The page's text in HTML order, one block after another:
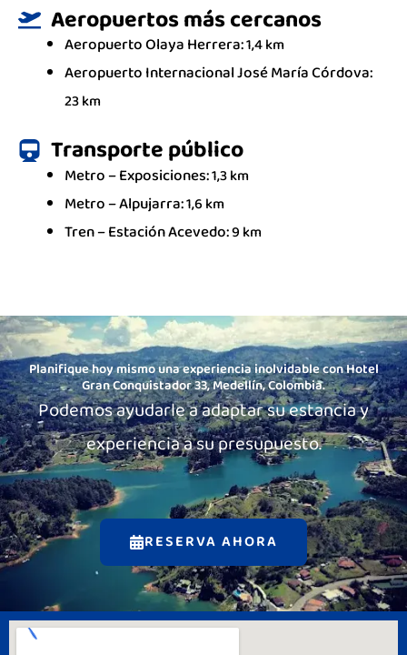
Aeropuertos más cercanos
Aeropuerto Olaya Herrera:1,4 km
Aeropuerto Internacional José María Córdova:
23 km
Transporte público
Metro –Exposiciones:1,3 km
Metro –Alpujarra:1,6 km
Tren –Estación Acevedo:9 km
Planifique hoy mismo una experiencia inolvidable con Hotel
Gran Conquistador 33, Medellín, Colombia.
Podemos ayudarle a adaptar su estancia y
experiencia a su presupuesto.
RESERVA AHORA